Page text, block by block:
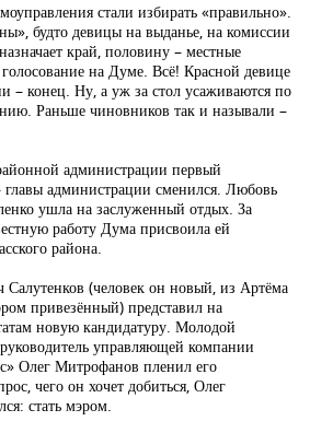
стали избирать «правильно».
будто девицы на выданье, на комиссии
край, половину – местные
на Думе. Всё! Красной девице
– конец. Ну, а уж за стол усаживаются по
Раньше чиновников так и называли –
администрации первый
главы администрации сменился. Любовь
ушла на заслуженный отдых. За
работу Дума присвоила ей
района.
Салутенков (человек он новый, из Артёма
привезённый) представил на
новую кандидатуру. Молодой
управляющей компании
Олег Митрофанов пленил его
чего он хочет добиться, Олег
стать мэром.